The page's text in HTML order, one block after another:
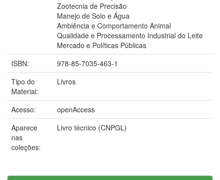
Zootecnia de Precisão
Manejo de Solo e Água
Ambiência e Comportamento Animal
Qualidade e Processamento Industrial do Leite
Mercado e Políticas Públicas
ISBN:
978-85-7035-463-1
Tipo do
Material:
Livros
Acesso:
openAccess
Aparece
nas
coleções:
Livro técnico (CNPGL)